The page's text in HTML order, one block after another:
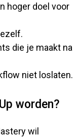
hoger doel voor
die je maakt na
niet loslaten.
worden?
wil